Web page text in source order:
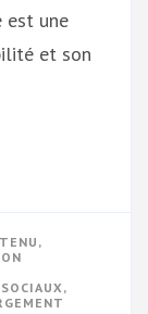
est une
et son
,
,